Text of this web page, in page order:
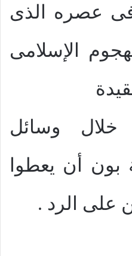
فى عصره الذى
الإسلامى
خلال وسائل
بون أن يعطوا
على الرد .